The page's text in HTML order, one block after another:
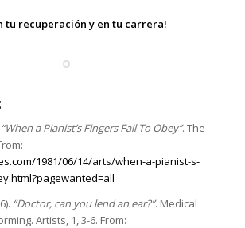
tu recuperación y en tu carrera!
“When a Pianist’s Fingers Fail To Obey”. The
1981/06/14/arts/when-a-pianist-s-
“Doctor, can you lend an ear?”. Medical
Artists, 1, 3-6. From: